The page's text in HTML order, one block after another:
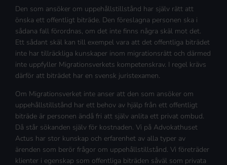
Den som ansöker om uppehållstillstånd har själv rätt att
önska ett offentligt biträde. Den föreslagna personen ska i
sådana fall förordnas, om det inte finns några skäl mot det.
Ett sådant skäl kan till exempel vara att det offentliga biträdet
inte har tillräckliga kunskaper inom migrationsrätt och därmed
inte uppfyller Migrationsverkets kompetenskrav. I regel krävs
därför att biträdet har en svensk juristexamen.
Om Migrationsverket inte anser att den som ansöker om
uppehållstillstånd har ett behov av hjälp från ett offentligt
biträde är personen ändå fri att själv anlita ett privat ombud.
Då står sökanden själv för kostnaden. Vi på Advokathuset
Actus har stor kunskap och erfarenhet av alla typer av
ärenden som berör frågor om uppehållstillstånd. Vi företräder
klienter i egenskap som offentliga biträden såväl som privata